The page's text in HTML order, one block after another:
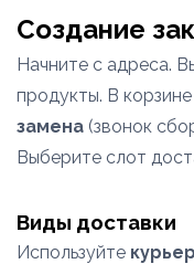
Создание
Начните с адреса.
продукты. В корзине
замена (звонок
Выберите слот
Виды доставки
Используйте